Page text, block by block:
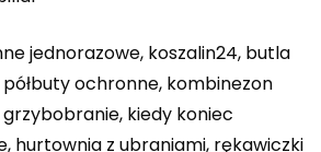
jednorazowe, koszalin24, butla
ochronne, kombinezon
kiedy koniec
hurtownia z ubraniami, rękawiczki